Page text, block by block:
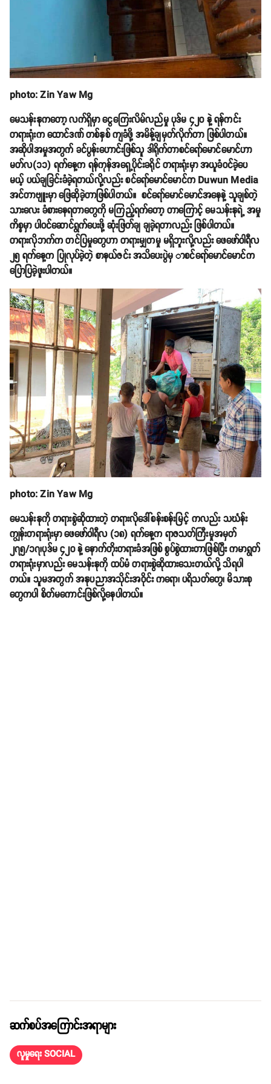
photo: Zin Yaw Mg
မေသန်းနုကတော့ လက်ရှိမှာ ငွေကြေးလိမ်လည်မှု ပုဒ်မ ၄၂၀ နဲ့ ရန်ကင်း
တရားရုံးက ထောင်ဒဏ် တစ်နှစ် ကျခံဖို့ အမိန့်ချမှတ်လိုက်တာ ဖြစ်ပါတယ်။
အဆိုပါအမှုအတွက် ခင်ပွန်းဟောင်းဖြစ်သူ ဒါရိုက်တာစင်ရော်မောင်မောင်ဟာ
မတ်လ(၁၁) ရက်နေ့က ရန်ကုန်အရှေ့ပိုင်းခရိုင် တရားရုံးမှာ အယူခံဝင်ခဲ့ပေ
မယ့် ပယ်ချခြင်းခံခဲ့ရတယ်လို့လည်း စင်ရော်မောင်မောင်က Duwun Media
အင်တာဗျူးမှာ ဖြေဆိုခဲ့တာဖြစ်ပါတယ်။ စင်ရော်မောင်မောင်အနေနဲ့ သူချစ်တဲ့
သားလေး ခံစားနေရတာတွေကို မကြည့်ရက်တော့ တာကြောင့် မေသန်းနုရဲ့ အမှု
ကိစ္စမှာ ပါဝင်ဆောင်ရွက်ပေးဖို့ ဆုံးဖြတ်ချ ချခဲ့ရတာလည်း ဖြစ်ပါတယ်။
တရားလိုဘက်က တင်ပြမှုတွေဟာ တရားမျှတမှု မရှိဘူးလို့လည်း ဖေဖော်ဝါရီလ
၂၅ ရက်နေ့က ပြုလုပ်ခဲ့တဲ့ စာနယ်ဇင်း အသိပေးပွဲမှ ာစင်ရော်မောင်မောင်က
ပြောပြခဲ့ဖူးပါတယ်။
photo: Zin Yaw Mg
မေသန်းနုကို တရားစွဲဆိုထားတဲ့ တရားလိုဒေါ်စန်းစန်းမြင့် ကလည်း သင်္ဃန်း
ကျွန်းတရားရုံးမှာ ဖေဖော်ဝါရီလ (၁၈) ရက်နေ့က ရာဇသတ်ကြီးမှုအမှတ်
၂၇၅/၁၇၊ပုဒ်မ ၄၂၀ နဲ့ နောက်တိုးတရားခံအဖြစ် စွပ်စွဲထားတာဖြစ်ပြီး ကမာရွတ်
တရားရုံးမှာလည်း မေသန်းနုကို ထပ်မံ တရားစွဲဆိုထားသေးတယ်လို့ သိရပါ
တယ်။ သူမအတွက် အနုပညာအသိုင်းအဝိုင်း ကရော၊ ပရိသတ်တွေ၊ မိသားစု
တွေကပါ စိတ်မကောင်းဖြစ်လို့နေပါတယ်။
ဆက်စပ်အကြောင်းအရာများ
လူမှုရေး SOCIAL